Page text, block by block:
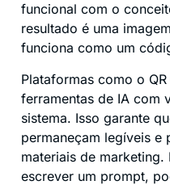
funcional com o
resultado é uma
funciona como um
Plataformas como o
ferramentas de IA com
sistema. Isso garante
permaneçam legíveis e
materiais de
escrever um prompt,